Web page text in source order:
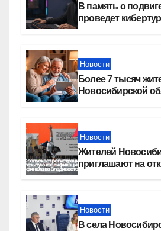
В память о
проведет
Новости
Более 7 тысяч
Новосибирской
Новости
Жителей
приглашают на
Новости
В села